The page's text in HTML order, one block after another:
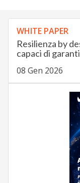
WHITE PAPER
Resilienza by
capaci di
08 Gen 2026